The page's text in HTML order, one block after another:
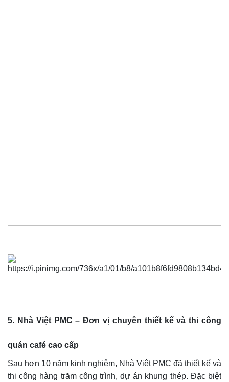
5. Nhà Việt PMC – Đơn vị chuyên thiết kế và thi công
quán café cao cấp
Sau hơn 10 năm kinh nghiệm, Nhà Việt PMC đã thiết kế và
thi công hàng trăm công trình, dự án khung thép. Đặc biệt